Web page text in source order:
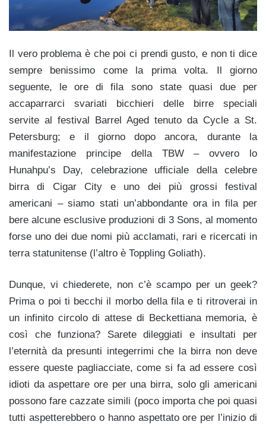
Il vero problema è che poi ci prendi gusto, e non ti dice
sempre benissimo come la prima volta. Il giorno
seguente, le ore di fila sono state quasi due per
accaparrarci svariati bicchieri delle birre speciali
servite al festival Barrel Aged tenuto da Cycle a St.
Petersburg; e il giorno dopo ancora, durante la
manifestazione principe della TBW – ovvero lo
Hunahpu’s Day, celebrazione ufficiale della celebre
birra di Cigar City e uno dei più grossi festival
americani – siamo stati un’abbondante ora in fila per
bere alcune esclusive produzioni di 3 Sons, al momento
forse uno dei due nomi più acclamati, rari e ricercati in
terra statunitense (l’altro è Toppling Goliath).
Dunque, vi chiederete, non c’è scampo per un geek?
Prima o poi ti becchi il morbo della fila e ti ritroverai in
un infinito circolo di attese di Beckettiana memoria, è
così che funziona? Sarete dileggiati e insultati per
l’eternità da presunti integerrimi che la birra non deve
essere queste pagliacciate, come si fa ad essere così
idioti da aspettare ore per una birra, solo gli americani
possono fare cazzate simili (poco importa che poi quasi
tutti aspetterebbero o hanno aspettato ore per l’inizio di